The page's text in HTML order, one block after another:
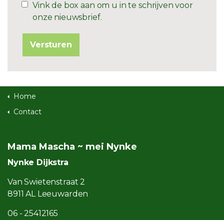
Vink de box aan om u in te schrijven voor
onze nieuwsbrief.
Versturen
Home
Contact
Mama Mascha ~ mei Nynke
Nynke Dijkstra
Van Swietenstraat 2
8911 AL Leeuwarden
06 - 25412165